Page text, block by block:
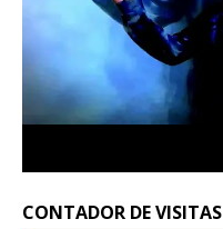
CONTADOR DE VISITAS